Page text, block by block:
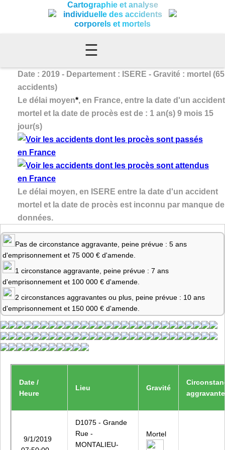
Cartographie et analyse
individuelle des accidents
corporels et mortels
☰
Date : 2019 - Departement : ISERE - Gravité : mortel (65
accidents)
Le délai moyen*, en France, entre la date d'un accident
mortel et la date de procès est de : 1 an(s) 9 mois 15
jour(s)
Le délai moyen, en ISERE entre la date d'un accident
mortel et la date de procès est inconnu par manque de
données.
Pas de circonstance aggravante, peine prévue : 5 ans
d'emprisonnement et 75 000 € d'amende.
1 circonstance aggravante, peine prévue : 7 ans
d'emprisonnement et 100 000 € d'amende.
2 circonstances aggravantes ou plus, peine prévue : 10 ans
d'emprisonnement et 150 000 € d'amende.
Date /
Heure
Lieu Gravité
9/1/2019
D1075 - Grande
Rue -
MONTALIEU-
Mortel